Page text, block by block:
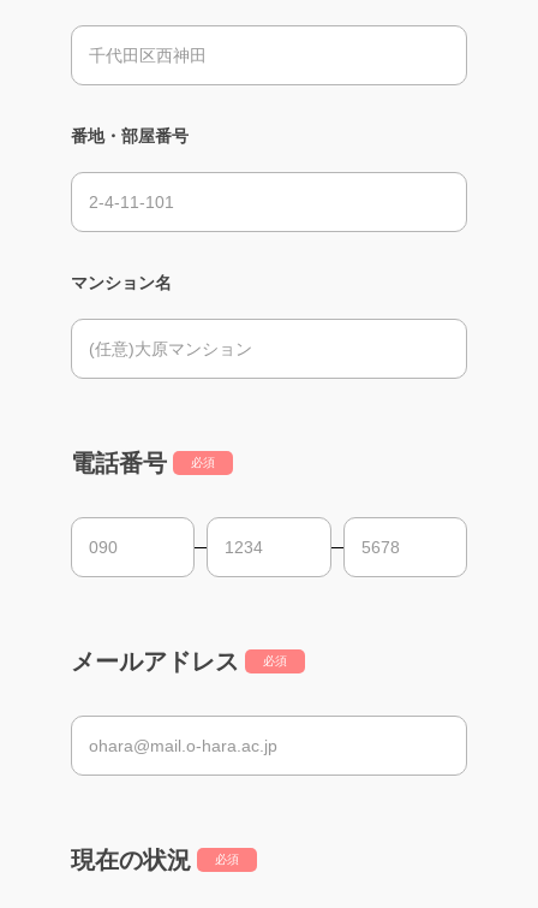
番地・部屋番号
マンション名
電話番号 必須
メールアドレス 必須
現在の状況 必須